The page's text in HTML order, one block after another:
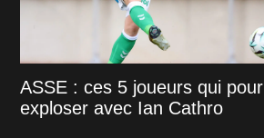
ASSE : ces 5 joueurs qui
exploser avec Ian Cathro